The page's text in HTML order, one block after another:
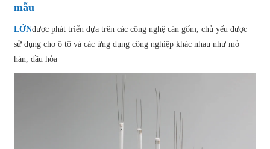
mẫu
LỚNđược phát triển dựa trên các công nghệ cán gốm, chủ yếu được
sử dụng cho ô tô và các ứng dụng công nghiệp khác nhau như mỏ
hàn, dầu hỏa